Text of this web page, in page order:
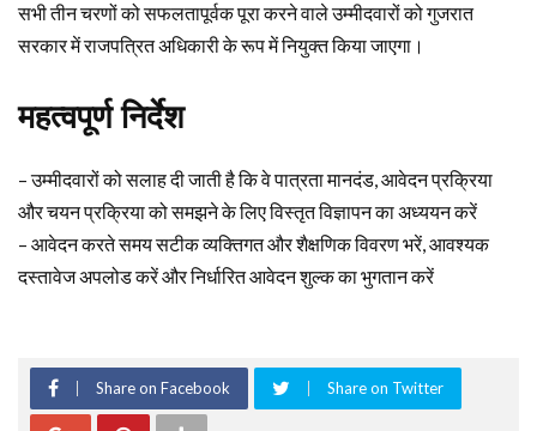
सभी तीन चरणों को सफलतापूर्वक पूरा करने वाले उम्मीदवारों को गुजरात
सरकार में राजपत्रित अधिकारी के रूप में नियुक्त किया जाएगा।
महत्वपूर्ण निर्देश
– उम्मीदवारों को सलाह दी जाती है कि वे पात्रता मानदंड, आवेदन प्रक्रिया
और चयन प्रक्रिया को समझने के लिए विस्तृत विज्ञापन का अध्ययन करें
– आवेदन करते समय सटीक व्यक्तिगत और शैक्षणिक विवरण भरें, आवश्यक
दस्तावेज अपलोड करें और निर्धारित आवेदन शुल्क का भुगतान करें
Share on Facebook Share on Twitter